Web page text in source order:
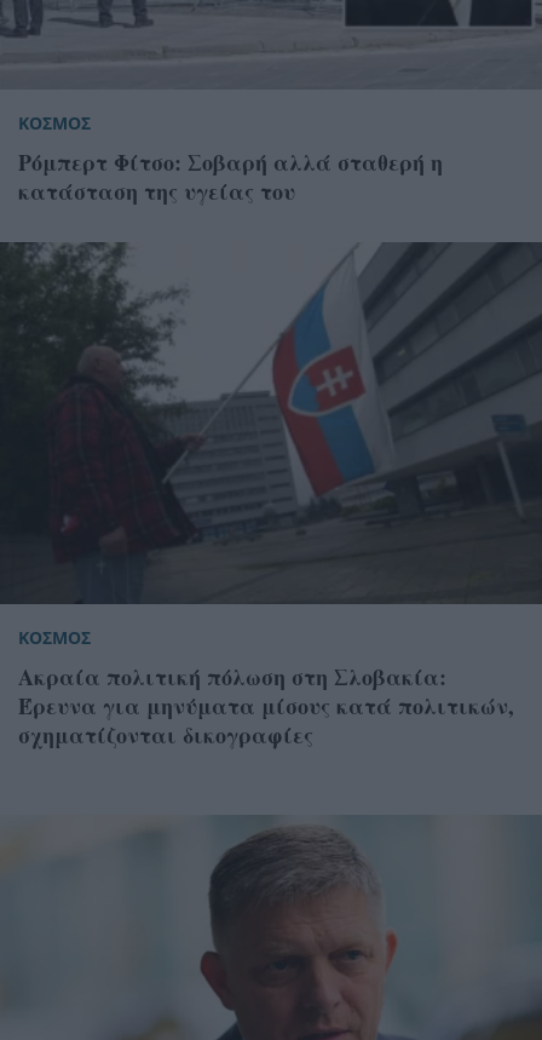
ΚΟΣΜΟΣ
Ρόμπερτ Φίτσο: Σοβαρή αλλά σταθερή η
κατάσταση της υγείας του
ΚΟΣΜΟΣ
Ακραία πολιτική πόλωση στη Σλοβακία:
Έρευνα για μηνύματα μίσους κατά πολιτικών,
σχηματίζονται δικογραφίες